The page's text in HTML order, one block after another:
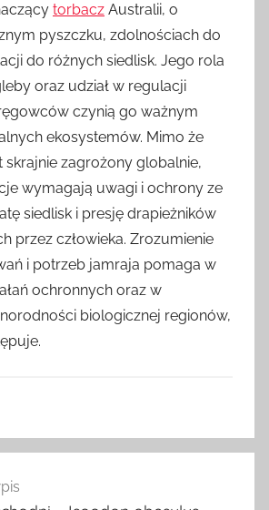
torbacz Australii, o
pyszczku, zdolnościach do
do różnych siedlisk. Jego rola
oraz udział w regulacji
czynią go ważnym
ekosystemów. Mimo że
skrajnie zagrożony globalnie,
wymagają uwagi i ochrony ze
siedlisk i presję drapieżników
przez człowieka. Zrozumienie
i potrzeb jamraja pomaga w
ochronnych oraz w
biologicznej regionów,